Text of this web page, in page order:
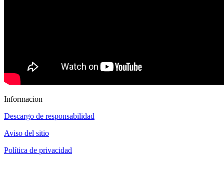
Informacion
Descargo de responsabilidad
Aviso del sitio
Política de privacidad